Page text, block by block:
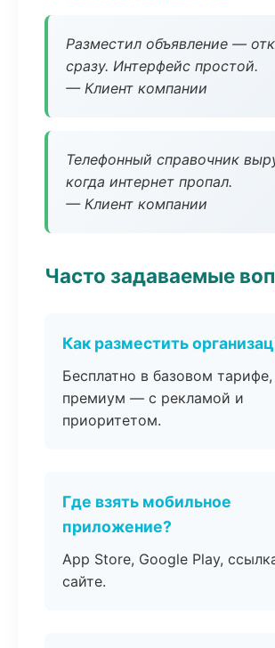
Разместил объявление —
сразу. Интерфейс простой.
— Клиент компании
Телефонный справочник
когда интернет пропал.
— Клиент компании
Часто задаваемые
Как разместить
Бесплатно в базовом тарифе,
премиум — с рекламой и
приоритетом.
Где взять мобильное
приложение?
App Store, Google Play,
сайте.